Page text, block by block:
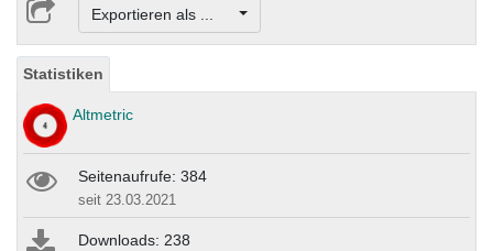
Exportieren als ...
Statistiken
Altmetric
Seitenaufrufe: 384
seit 23.03.2021
Downloads: 238